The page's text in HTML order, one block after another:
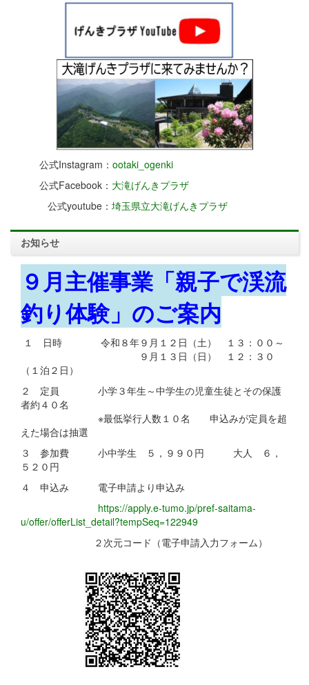
公式Instagram： ootaki_ogenki
公式Facebook： 大滝げんきプラザ
公式youtube： 埼玉県立大滝げんきプラザ
お知らせ
９月主催事業「親子で渓流
釣り体験」のご案内
１ 日時 令和８年９月１２日（土） １３：００～
９月１３日（日） １２：３０
（１泊２日）
２ 定員 小学３年生～中学生の児童生徒とその保護
者約４０名
※最低挙行人数１０名 申込みが定員を超
えた場合は抽選
３ 参加費 小中学生 ５，９９０円 大人 ６，
５２０円
４ 申込み 電子申請より申込み
https://apply.e-tumo.jp/pref-saitama-
u/offer/offerList_detail?tempSeq=122949
２次元コード（電子申請入力フォーム）